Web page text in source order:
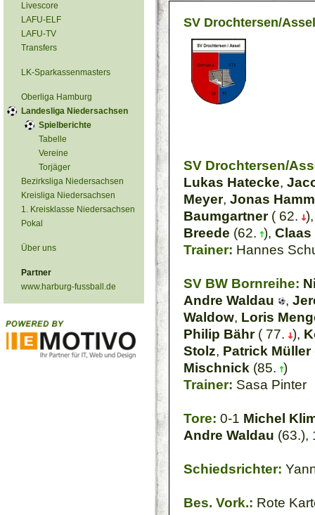
Livescore
LAFU-ELF
LAFU-TV
Transfers
LK-Sparkassenmasters
Oberliga Hamburg
Landesliga Niedersachsen
Spielberichte
Tabelle
Vereine
Torjäger
Bezirksliga Niedersachsen
Kreisliga Niedersachsen
1. Kreisklasse Niedersachsen
Pokal
Über uns
Partner
www.harburg-fussball.de
SV Drochtersen/
SV Drochtersen/
Lukas Hatecke,
Meyer, Jonas
Baumgartner( 62.
Breede (62. ),
Trainer: Hannes
SV BW Bornreihe:
Andre Waldau
,
Waldow, Loris
Philip Bähr( 77. ),
Stolz, Patrick Müller
Mischnick (85. )
Trainer: Sasa Pinter
Tore: 0-1 Michel
Andre Waldau (63.),
Schiedsrichter:
Bes. Vork.: Rote